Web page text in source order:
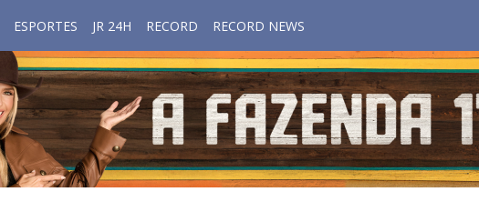
ESPORTES JR 24H RECORD RECORD NEWS